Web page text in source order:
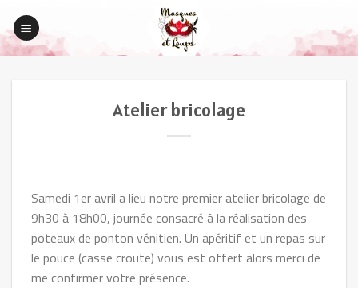
to
content
Atelier bricolage
Samedi 1er avril a lieu notre premier atelier bricolage de
9h30 à 18h00, journée consacré à la réalisation des
poteaux de ponton vénitien. Un apéritif et un repas sur
le pouce (casse croute) vous est offert alors merci de
me confirmer votre présence.